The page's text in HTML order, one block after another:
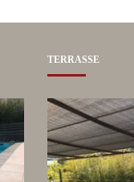
TERRASSE